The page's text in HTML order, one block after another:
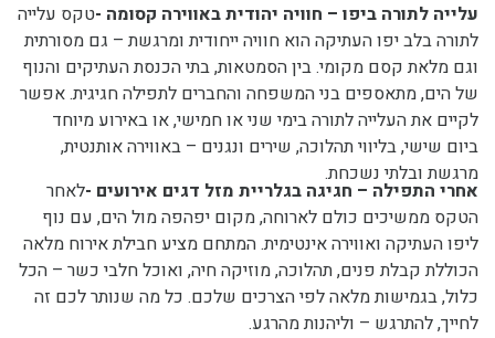
עלייה לתורה ביפו – חוויה יהודית באווירה קסומה -טקס עלייה
לתורה בלב יפו העתיקה הוא חוויה ייחודית ומרגשת – גם מסורתית
וגם מלאת קסם מקומי. בין הסמטאות, בתי הכנסת העתיקים והנוף
של הים, מתאספים בני המשפחה והחברים לתפילה חגיגית. אפשר
לקיים את העלייה לתורה בימי שני או חמישי, או באירוע מיוחד
ביום שישי, בליווי תהלוכה, שירים ונגנים – באווירה אותנטית,
מרגשת ובלתי נשכחת.
אחרי התפילה – חגיגה בגלריית מזל דגים אירועים -לאחר
הטקס ממשיכים כולם לארוחה,מקום יפהפה מול הים, עם נוף
ליפו העתיקה ואווירה אינטימית. המתחם מציע חבילת אירוח מלאה
הכוללת קבלת פנים, תהלוכה, מוזיקה חיה, ואוכל חלבי כשר – הכל
כלול, בגמישות מלאה לפי הצרכים שלכם. כל מה שנותר לכם זה
לחייך, להתרגש – וליהנות מהרגע.